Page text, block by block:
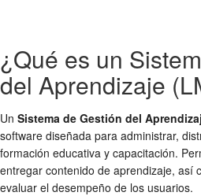
¿Qué es un
del Aprendizaje
Un Sistema de Gestión del
software diseñada para administrar,
formación educativa y capacitación.
entregar contenido de aprendizaje, así
evaluar el desempeño de los usuarios.